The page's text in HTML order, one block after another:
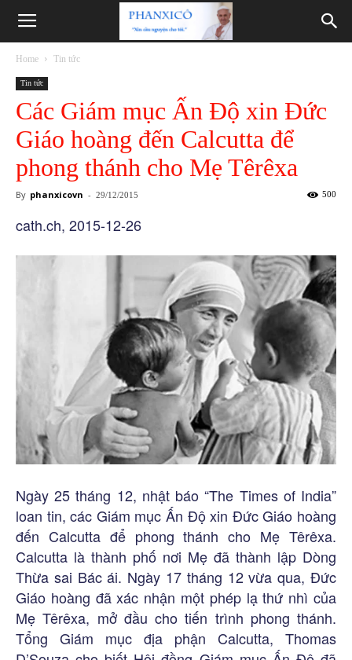
Phanxicô
Home Tin tức
Tin tức
Các Giám mục Ấn Độ xin Đức
Giáo hoàng đến Calcutta để
phong thánh cho Mẹ Têrêxa
By phanxicovn - 29/12/2015 500
cath.ch, 2015-12-26
Ngày 25 tháng 12, nhật báo “The Times of India”
loan tin, các Giám mục Ấn Độ xin Đức Giáo hoàng
đến Calcutta để phong thánh cho Mẹ Têrêxa.
Calcutta là thành phố nơi Mẹ đã thành lập Dòng
Thừa sai Bác ái. Ngày 17 tháng 12 vừa qua, Đức
Giáo hoàng đã xác nhận một phép lạ thứ nhì của
Mẹ Têrêxa, mở đầu cho tiến trình phong thánh.
Tổng Giám mục địa phận Calcutta, Thomas